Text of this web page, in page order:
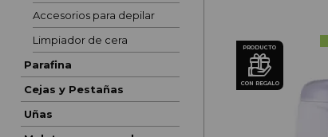
Accesorios para depilar
Limpiador de cera
Parafina
Cejas y Pestañas
Uñas
PRODUCTO
CON REGALO